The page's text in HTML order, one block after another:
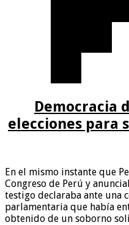
Democracia
elecciones para
En el mismo instante que
Congreso de Perú y
testigo declaraba ante una
parlamentaria que había
obtenido de un soborno